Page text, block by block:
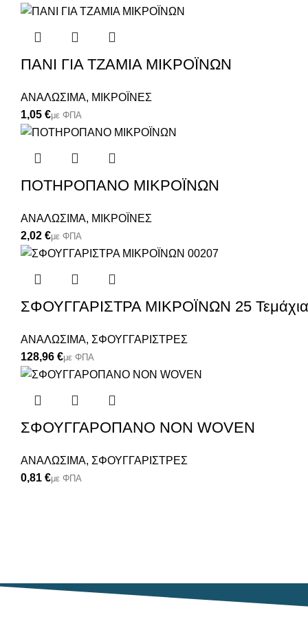
ΠΑΝΙ ΓΙΑ ΤΖΑΜΙΑ ΜΙΚΡΟΪΝΩΝ
ΑΝΑΛΩΣΙΜΑ, ΜΙΚΡΟΪΝΕΣ
€
ΠΟΤΗΡΟΠΑΝΟ ΜΙΚΡΟΪΝΩΝ
ΑΝΑΛΩΣΙΜΑ, ΜΙΚΡΟΪΝΕΣ
€
ΣΦΟΥΓΓΑΡΙΣΤΡΑ ΜΙΚΡΟΪΝΩΝ 25
ΑΝΑΛΩΣΙΜΑ, ΣΦΟΥΓΓΑΡΙΣΤΡΕΣ
€
ΣΦΟΥΓΓΑΡΟΠΑΝΟ NON WOVEN
ΑΝΑΛΩΣΙΜΑ, ΣΦΟΥΓΓΑΡΙΣΤΡΕΣ
€